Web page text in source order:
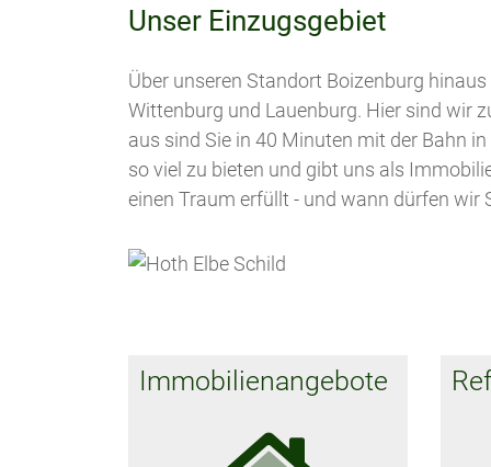
Unser Einzugsgebiet
Über unseren Standort Boizenburg
Wittenburg und Lauenburg. Hier sind wir
aus sind Sie in 40 Minuten mit der Bahn
so viel zu bieten und gibt uns als
einen Traum erfüllt - und wann dürfen wir
Immobilienangebote